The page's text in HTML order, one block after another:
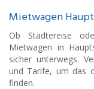
Mietwagen
Ob Städtereise
Mietwagen in
sicher unterwegs.
und Tarife, um das
finden.